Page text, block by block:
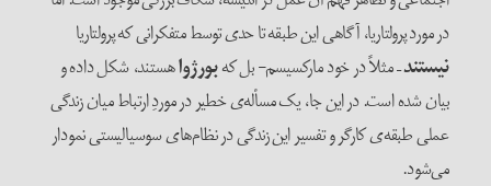
در مورد پرولتاریا، آگاهی این طبقه تا حدی توسط متفکرانی که پرولتاریا
نیستند– مثلاً در خود مارکسیسم- بل کهبورژواهستند، شکل داده و
بیان شده است. در این جا، یک مسأله‌ی خطیر در موردِ ارتباط میان زندگی
عملی طبقه‌ی کارگر و تفسیر این زندگی در نظام‌های سوسیالیستی نمودار
می‌شود.